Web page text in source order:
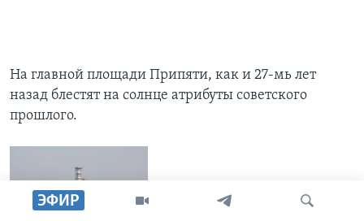
ЭФИР
На главной площади Припяти, как и 27-мь лет
назад блестят на солнце атрибуты советского
прошлого.